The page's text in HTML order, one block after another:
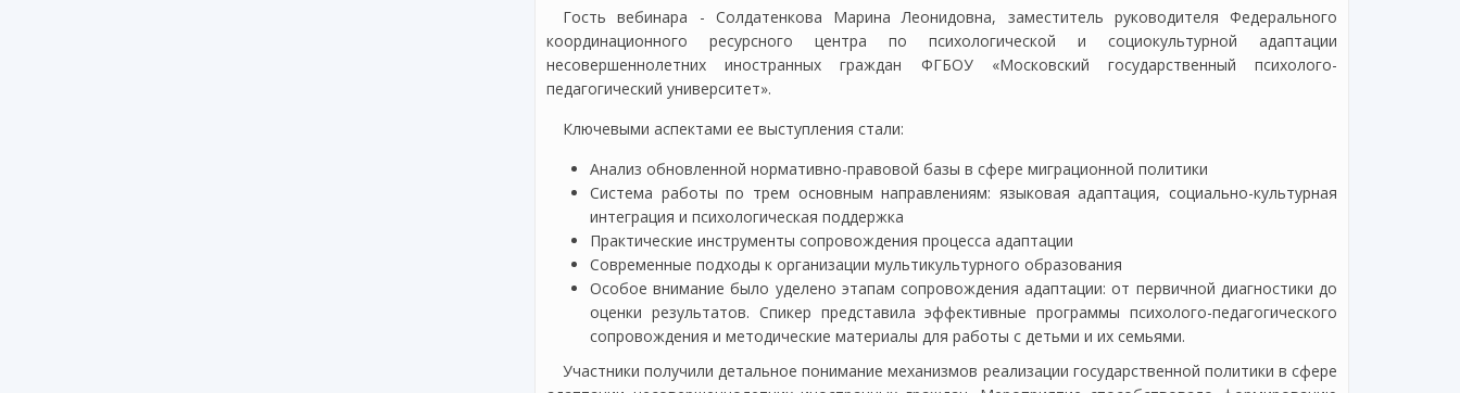
Гость вебинара - Солдатенкова Марина Леонидовна, заместитель руководителя Федерального
координационного ресурсного центра по психологической и социокультурной адаптации
несовершеннолетних иностранных граждан ФГБОУ «Московский государственный психолого-
педагогический университет».
Ключевыми аспектами ее выступления стали:
Анализ обновленной нормативно-правовой базы в сфере миграционной политики
Система работы по трем основным направлениям: языковая адаптация, социально-культурная
интеграция и психологическая поддержка
Практические инструменты сопровождения процесса адаптации
Современные подходы к организации мультикультурного образования
Особое внимание было уделено этапам сопровождения адаптации: от первичной диагностики до
оценки результатов. Спикер представила эффективные программы психолого-педагогического
сопровождения и методические материалы для работы с детьми и их семьями.
Участники получили детальное понимание механизмов реализации государственной политики в сфере